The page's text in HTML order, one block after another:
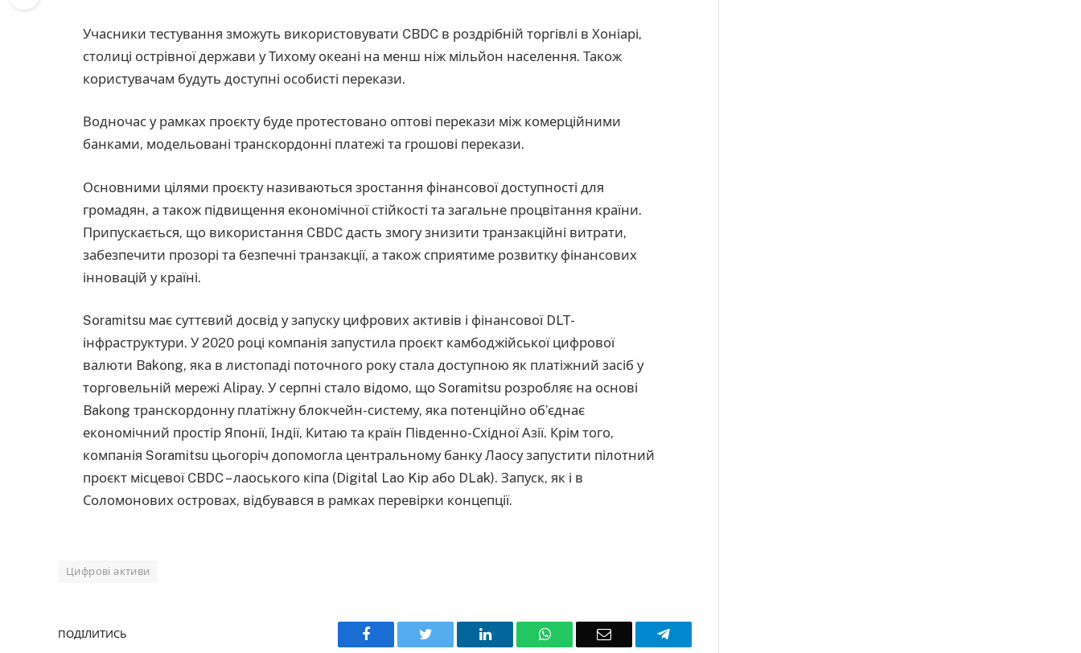
Учасники тестування зможуть використовувати CBDC в роздрібній торгівлі в Хоніарі,
столиці острівної держави у Тихому океані на менш ніж мільйон населення. Також
користувачам будуть доступні особисті перекази.
Водночас у рамках проєкту буде протестовано оптові перекази між комерційними
банками, модельовані транскордонні платежі та грошові перекази.
Основними цілями проєкту називаються зростання фінансової доступності для
громадян, а також підвищення економічної стійкості та загальне процвітання країни.
Припускається, що використання CBDC дасть змогу знизити транзакційні витрати,
забезпечити прозорі та безпечні транзакції, а також сприятиме розвитку фінансових
інновацій у країні.
Soramitsu має суттєвий досвід у запуску цифрових активів і фінансової DLT-
інфраструктури. У 2020 році компанія запустила проєкт камбоджійської цифрової
валюти Bakong, яка в листопаді поточного року стала доступною як платіжний засіб у
торговельній мережі Alipay. У серпні стало відомо, що Soramitsu розробляє на основі
Bakong транскордонну платіжну блокчейн-систему, яка потенційно об’єднає
економічний простір Японії, Індії, Китаю та країн Південно-Східної Азії. Крім того,
компанія Soramitsu цьогоріч допомогла центральному банку Лаосу запустити пілотний
проєкт місцевої CBDC – лаоського кіпа (Digital Lao Kip або DLak). Запуск, як і в
Соломонових островах, відбувався в рамках перевірки концепції.
Цифрові активи
ПОДІЛИТИСЬ Facebook Twitter LinkedIn WhatsAppEmail Telegram